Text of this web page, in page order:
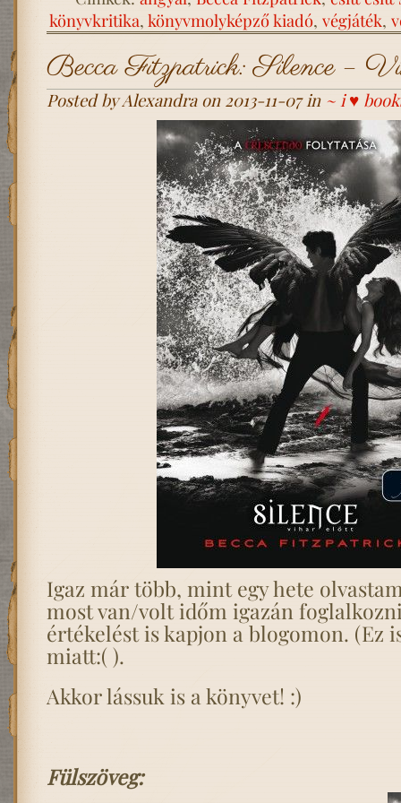
könyvkritika, könyvmolyképző kiadó, végjáték,
Becca Fitzpatrick: Silence –
Posted by Alexandra on 2013-11-07 in ~ i ♥
Igaz már több, mint egy hete
most van/volt időm igazán
értékelést is kapjon a blogomon. (Ez
miatt:( ).
Akkor lássuk is a könyvet! :)
Fülszöveg: